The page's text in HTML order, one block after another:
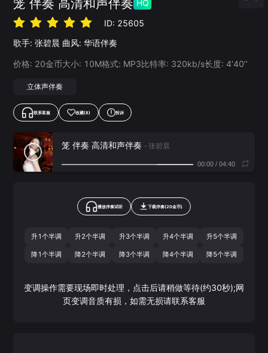
笼 伴奏 高清和声伴奏 HQ
ID: 25605
歌手: 张碧晨 曲风: 华语伴奏
价格: 20金币大小: 10M格式: MP3比特率: 320kb/s长度: 4‘40’‘
立体声伴奏
联系客服 收藏(8) 投诉
笼 伴奏 高清和声伴奏 - 张碧晨
00:00/ 04:40
播放伴奏试听 下载伴奏(20金币)
升1个半调 升2个半调 升3个半调 升4个半调 升5个半调
降1个半调 降2个半调 降3个半调 降4个半调 降5个半调
变调操作需要现场即时处理，点击后请稍做等待(约30秒);网
页变调音质有损，如需无损请联系客服